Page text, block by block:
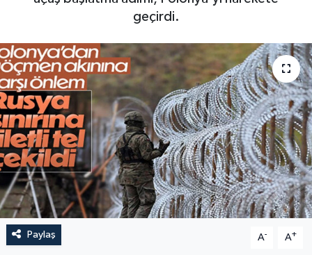
geçirdi.
Paylaş A- A+
Haber Arşivi